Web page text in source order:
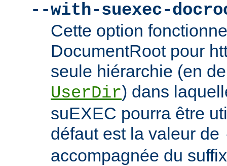
--with-suexec-
Cette option
DocumentRoot pour
seule hiérarchie (en
UserDir) dans
suEXEC pourra être
défaut est la valeur de
accompagnée du